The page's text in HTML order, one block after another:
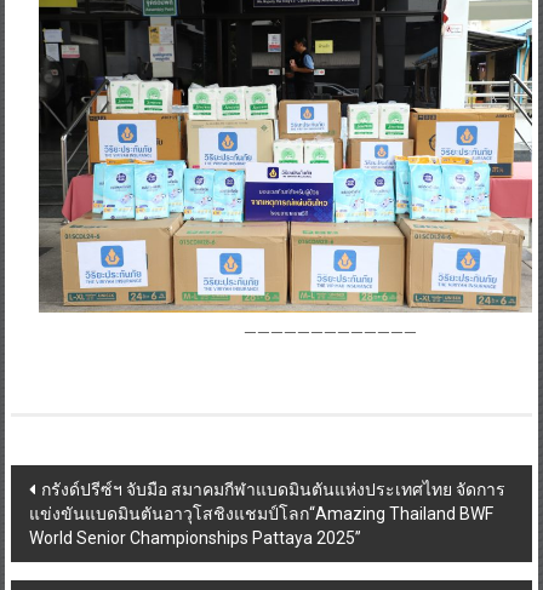
—————————————
Post
navigation
กรังด์ปรีซ์ฯ จับมือ สมาคมกีฬาแบดมินตันแห่งประเทศไทย จัดการ
แข่งขันแบดมินตันอาวุโสชิงแชมป์โลก“Amazing Thailand BWF
World Senior Championships Pattaya 2025”